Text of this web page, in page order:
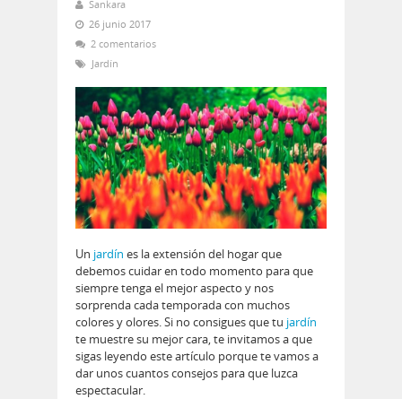
Sankara
26 junio 2017
2 comentarios
Jardín
Un jardín es la extensión del hogar que
debemos cuidar en todo momento para que
siempre tenga el mejor aspecto y nos
sorprenda cada temporada con muchos
colores y olores. Si no consigues que tu jardín
te muestre su mejor cara, te invitamos a que
sigas leyendo este artículo porque te vamos a
dar unos cuantos consejos para que luzca
espectacular.